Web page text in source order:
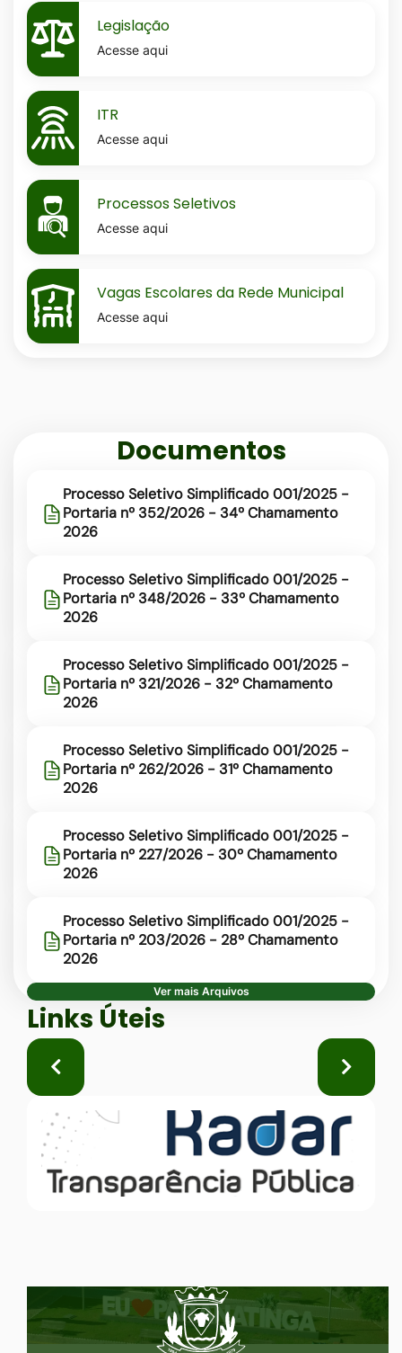
MaskLegislacao
Legislação
Acesse aqui
MaskItr ITR
Acesse aqui
MaskProcessos-
seletivos
Processos Seletivos
Acesse aqui
MaskVagas-
escolares-
da-
Vagas Escolares da Rede Municipal
Acesse aqui
Documentos
Processo Seletivo Simplificado 001/2025 -
Portaria nº 352/2026 - 34º Chamamento
2026
Processo Seletivo Simplificado 001/2025 -
Portaria nº 348/2026 - 33º Chamamento
2026
Processo Seletivo Simplificado 001/2025 -
Portaria nº 321/2026 - 32º Chamamento
2026
Processo Seletivo Simplificado 001/2025 -
Portaria nº 262/2026 - 31º Chamamento
2026
Processo Seletivo Simplificado 001/2025 -
Portaria nº 227/2026 - 30º Chamamento
2026
Processo Seletivo Simplificado 001/2025 -
Portaria nº 203/2026 - 28º Chamamento
2026
Ver mais Arquivos
Seção Links Úteis
Links Úteis
Seção do Rodapé e Ouvidoria/